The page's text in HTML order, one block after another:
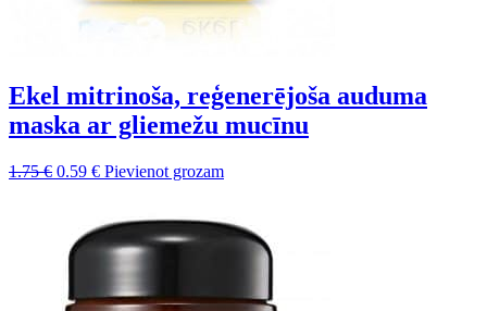
Ekel mitrinoša, reģenerējoša auduma
maska ar gliemežu mucīnu
1.75€ Sākotnējā
1.75 €.
0.59 €Pašreizējā
0.59 €.
Pievienot grozam